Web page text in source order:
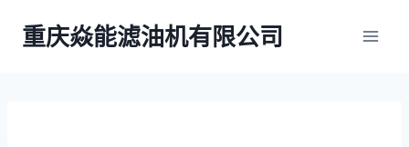
重庆焱能滤油机有限公司